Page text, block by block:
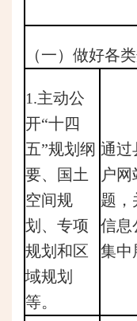
（一）做好各
1.主动公
开“十四
五”规划纲
要、国土
空间规
划、专项
规划和区
域规划
等。
通过
户
题，
信息
集中